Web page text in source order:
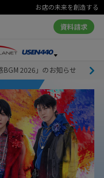
お店の未来を創造する
資料請求
BGM 2026」のお知らせ